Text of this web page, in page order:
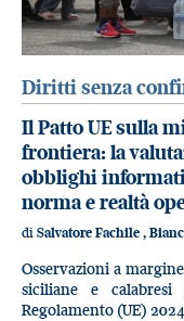
Diritti senza
Il Patto UE sulla
frontiera: la
obblighi
norma e realtà
di Salvatore Fachile ,
Osservazioni a
siciliane e
Regolamento (UE)